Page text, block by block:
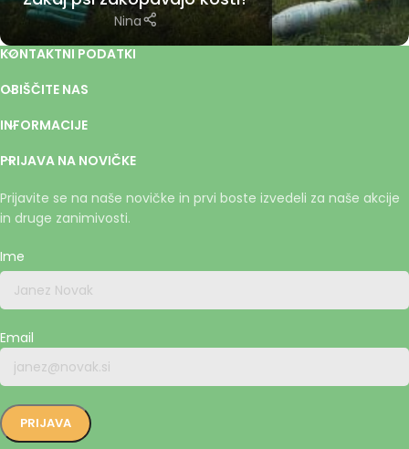
Nina
KONTAKTNI PODATKI
OBIŠČITE NAS
INFORMACIJE
PRIJAVA NA NOVIČKE
Prijavite se na naše novičke in prvi boste izvedeli za naše akcije
in druge zanimivosti.
Ime
Email